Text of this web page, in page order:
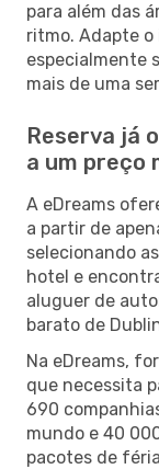
para além das
ritmo. Adapte
especialmente
mais de uma
Reserva já
a um preço
A eDreams
a partir de
selecionando
hotel e
aluguer de
barato de
Na eDreams,
que necessita
690
mundo e 40
pacotes de